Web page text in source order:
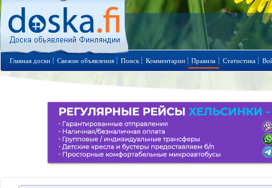
Главная доски Свежие объявления Поиск Комментарии Правила Статистика